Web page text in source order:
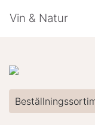
Vin & Natur